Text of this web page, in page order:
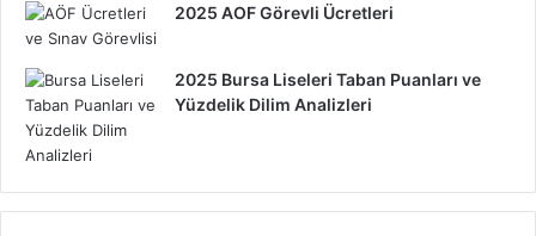
2025 AOF Görevli Ücretleri
2025 Bursa Liseleri Taban Puanları ve
Yüzdelik Dilim Analizleri